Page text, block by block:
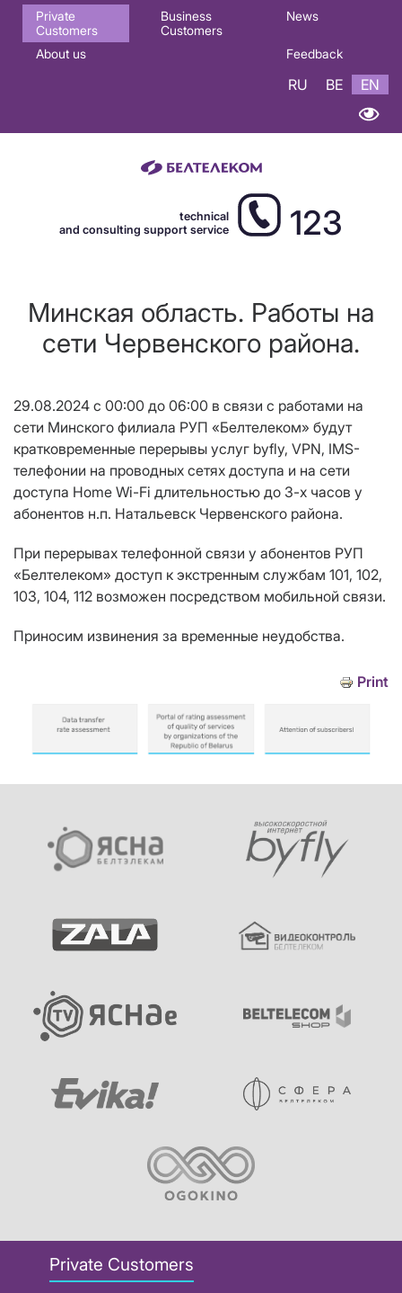
Основная
навигация
Private
Customers
Business
Customers
News
About us Feedback
RU BE EN
technical
and consulting support service
123
Минская область. Работы на
сети Червенского района.
29.08.2024 с 00:00 до 06:00 в связи с работами на
сети Минского филиала РУП «Белтелеком» будут
кратковременные перерывы услуг byfly, VPN, IMS-
телефонии на проводных сетях доступа и на сети
доступа Home Wi-Fi длительностью до 3-х часов у
абонентов н.п. Натальевск Червенского района.
При перерывах телефонной связи у абонентов РУП
«Белтелеком» доступ к экстренным службам 101, 102,
103, 104, 112 возможен посредством мобильной связи.
Приносим извинения за временные неудобства.
Print
Private Customers